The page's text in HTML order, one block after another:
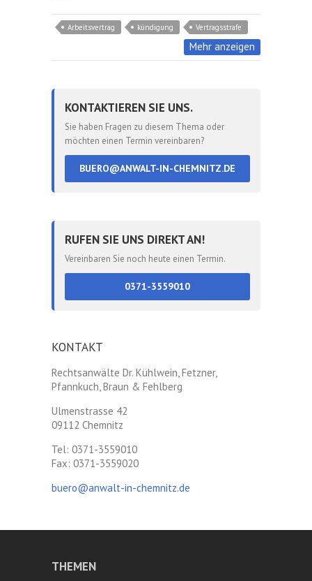
Arbeitsvertrag kündigung Vertragsstrafe
Mehr anzeigen
KONTAKTIEREN SIE UNS.
Sie haben Fragen zu diesem Thema oder
möchten einen Termin vereinbaren?
BUERO@ANWALT-IN-CHEMNITZ.DE
RUFEN SIE UNS DIREKT AN!
Vereinbaren Sie noch heute einen Termin.
0371-3559010
KONTAKT
Rechtsanwälte Dr. Kühlwein, Fetzner,
Pfannkuch, Braun & Fehlberg
Ulmenstrasse 42
09112 Chemnitz
Tel: 0371-3559010
Fax: 0371-3559020
buero@anwalt-in-chemnitz.de
THEMEN